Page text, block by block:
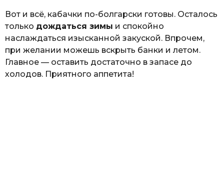
Вот и всё, кабачки по-болгарски готовы. Осталось
только дождаться зимы и спокойно
наслаждаться изысканной закуской. Впрочем,
при желании можешь вскрыть банки и летом.
Главное — оставить достаточно в запасе до
холодов. Приятного аппетита!